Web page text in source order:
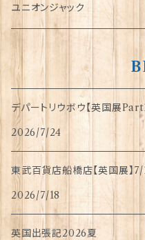
指貫(シンブル)
ユニオンジャック
デパートリウボウ【英国展
2026/7/24
東武百貨店船橋店【英国展】
2026/7/18
英国出張記2026夏